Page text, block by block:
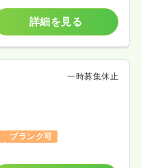
詳細を見る
一時募集休止
ブランク可